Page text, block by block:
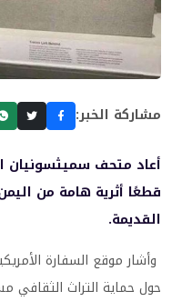
مشاركة الخبر:
أعاد متحف سميثسونيان
قطعًا أثرية هامة من
القديمة.
وأشار موقع السفارة
حول حماية التراث الثقافي